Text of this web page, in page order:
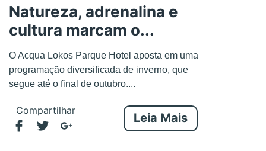
Natureza, adrenalina e
cultura marcam o...
O Acqua Lokos Parque Hotel aposta em uma
programação diversificada de inverno, que
segue até o final de outubro....
Compartilhar
Leia Mais